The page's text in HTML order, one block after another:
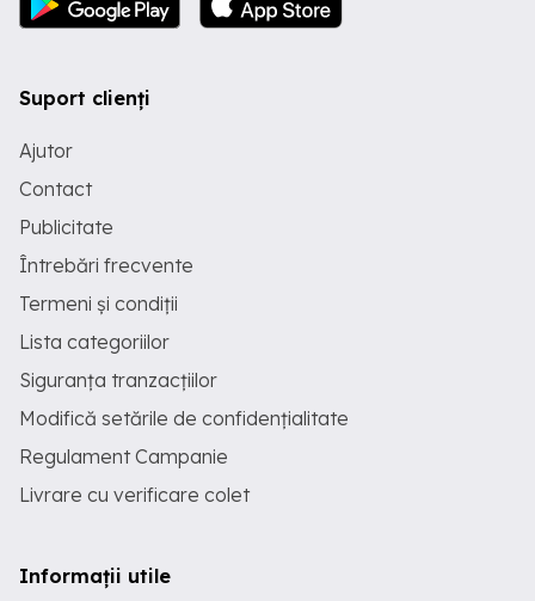
Suport clienți
Ajutor
Contact
Publicitate
Întrebări frecvente
Termeni și condiții
Lista categoriilor
Siguranța tranzacțiilor
Modifică setările de confidențialitate
Regulament Campanie
Livrare cu verificare colet
Informații utile